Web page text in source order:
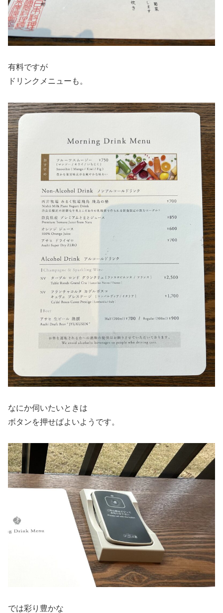
有料ですが
ドリンクメニューも。
なにか伺いたいときは
ボタンを押せばよいようです。
では彩り豊かな